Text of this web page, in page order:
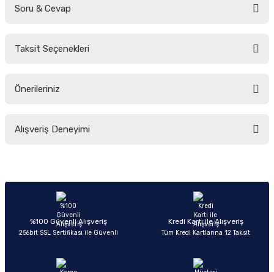
Soru & Cevap
Taksit Seçenekleri
Önerileriniz
yetersiz gördüğünüz noktaları öneri formunu kullanarak tarafımıza
Ürün açıklamasında eksik bilgiler bulunuyor.
Ürün bilgilerinde hatalar bulunuyor.
Ürün fiyatı diğer sitelerden daha pahalı.
Alışveriş Deneyimi
Sitemize ilk yorumu siz yapın!
%100 Güvenli Alışveriş
256bit SSL Sertifikası ile Güvenli
Kredi Kartı ile Alışveriş
Tüm Kredi Kartlarına 12 Taksit